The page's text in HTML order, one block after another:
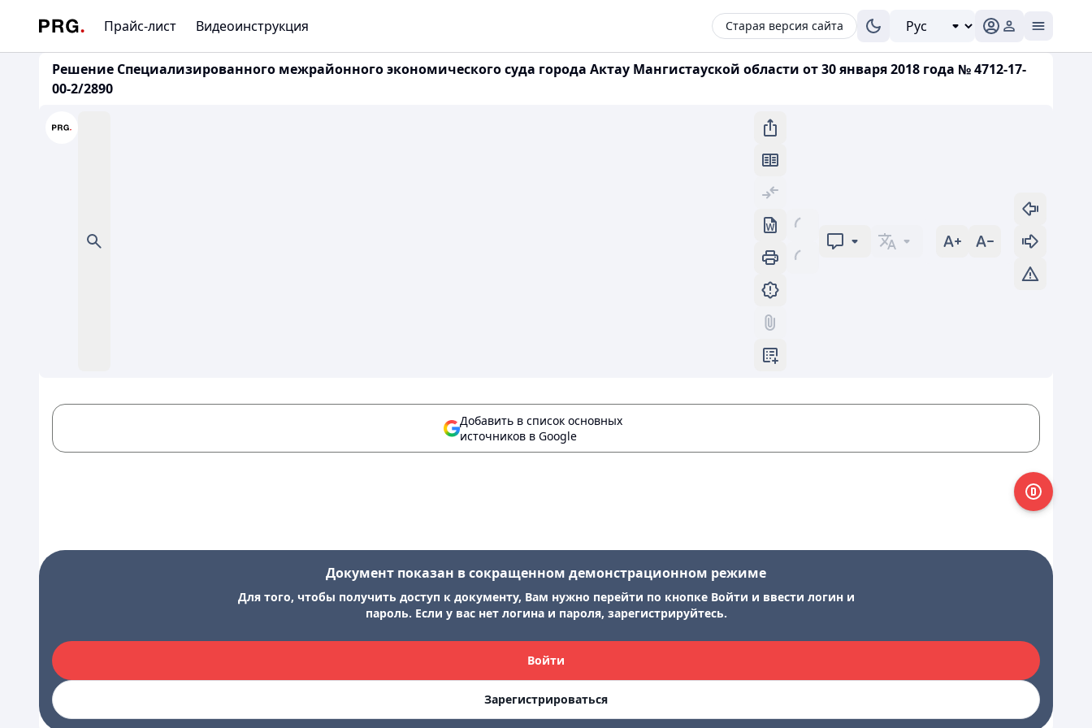
Прайс-лист Видеоинструкция Старая версия сайта
Решение Специализированного межрайонного экономического суда города Актау Мангистауской области от 30 января 2018 года № 4712-17-
00-2/2890
Добавить в список основных
источников в Google
Документ показан в сокращенном демонстрационном режиме
Для того, чтобы получить доступ к документу, Вам нужно перейти по кнопке Войти и ввести логин и
пароль. Если у вас нет логина и пароля, зарегистрируйтесь.
Войти
Зарегистрироваться